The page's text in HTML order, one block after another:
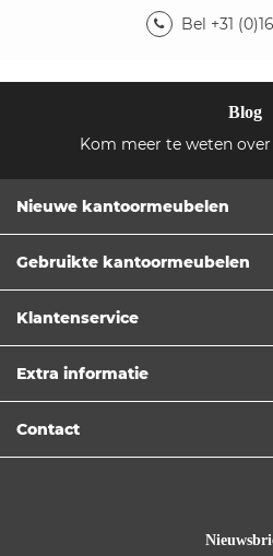
Bel +31
Blog
Kom meer te weten
Nieuwe kantoormeubelen
Gebruikte kantoormeubelen
Klantenservice
Extra informatie
Contact